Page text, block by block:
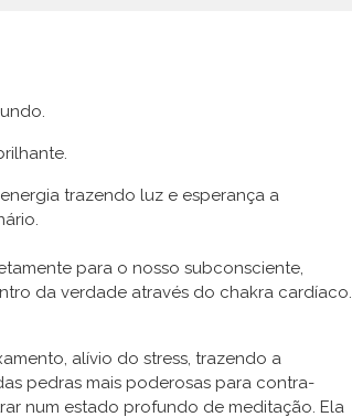
trazendo luz e esperança a
para o nosso subconsciente,
da verdade através do chakra cardíaco.
alívio do stress, trazendo a
pedras mais poderosas para contra-
num estado profundo de meditação. Ela